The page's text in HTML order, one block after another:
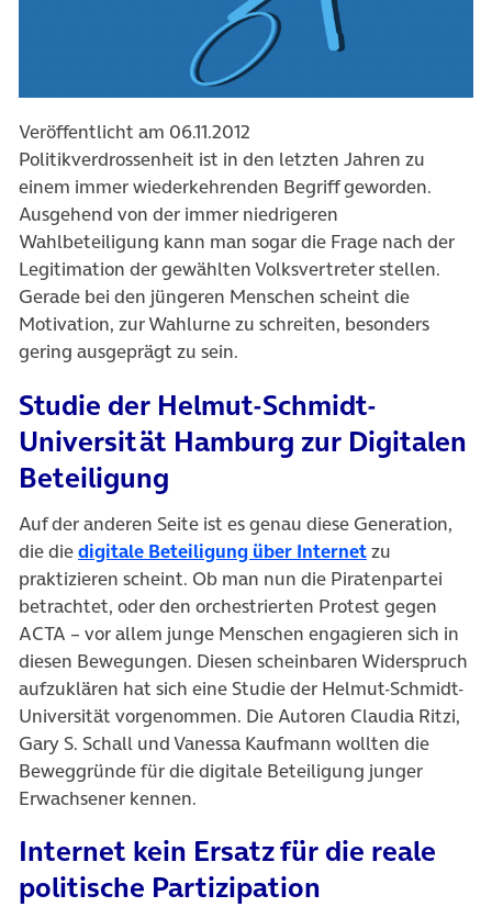
Veröffentlicht am 06.11.2012
Politikverdrossenheit ist in den letzten Jahren zu
einem immer wiederkehrenden Begriff geworden.
Ausgehend von der immer niedrigeren
Wahlbeteiligung kann man sogar die Frage nach der
Legitimation der gewählten Volksvertreter stellen.
Gerade bei den jüngeren Menschen scheint die
Motivation, zur Wahlurne zu schreiten, besonders
gering ausgeprägt zu sein.
Studie der Helmut-Schmidt-
Universität Hamburg zur Digitalen
Beteiligung
Auf der anderen Seite ist es genau diese Generation,
die diedigitale Beteiligung über Internetzu
praktizieren scheint. Ob man nun die Piratenpartei
betrachtet, oder den orchestrierten Protest gegen
ACTA – vor allem junge Menschen engagieren sich in
diesen Bewegungen. Diesen scheinbaren Widerspruch
aufzuklären hat sich eine Studie der Helmut-Schmidt-
Universität vorgenommen. Die Autoren Claudia Ritzi,
Gary S. Schall und Vanessa Kaufmann wollten die
Beweggründe für die digitale Beteiligung junger
Erwachsener kennen.
Internet kein Ersatz für die reale
politische Partizipation